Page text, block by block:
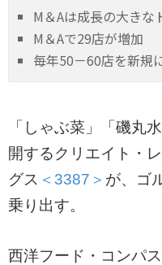
M＆Aは成長の大きな
M＆Aで29店が増加
毎年50－60店を新規
「しゃぶ菜」「磯丸
開するクリエイト・
グス ＜3387＞ が、ゴ
乗り出す。
西洋フード・コンパ